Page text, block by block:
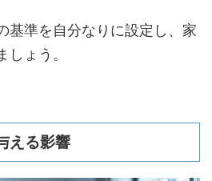
基準を自分なりに設定し、家
ょう。
える影響